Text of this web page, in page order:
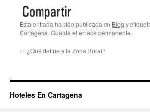
Esta entrada ha sido publicada en Blog y
Cartagena. Guarda el enlace permanente.
← ¿Qué define a la Zona Rural?
Hoteles En Cartagena